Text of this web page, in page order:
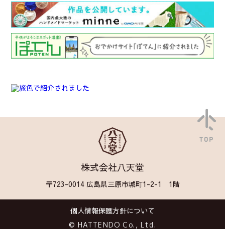
株式会社八天堂
〒723-0014 広島県三原市城町1-2-1 1階
個人情報保護方針について
© HATTENDO Co., Ltd.
TOP